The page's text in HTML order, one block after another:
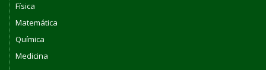
Física
Matemática
Química
Medicina